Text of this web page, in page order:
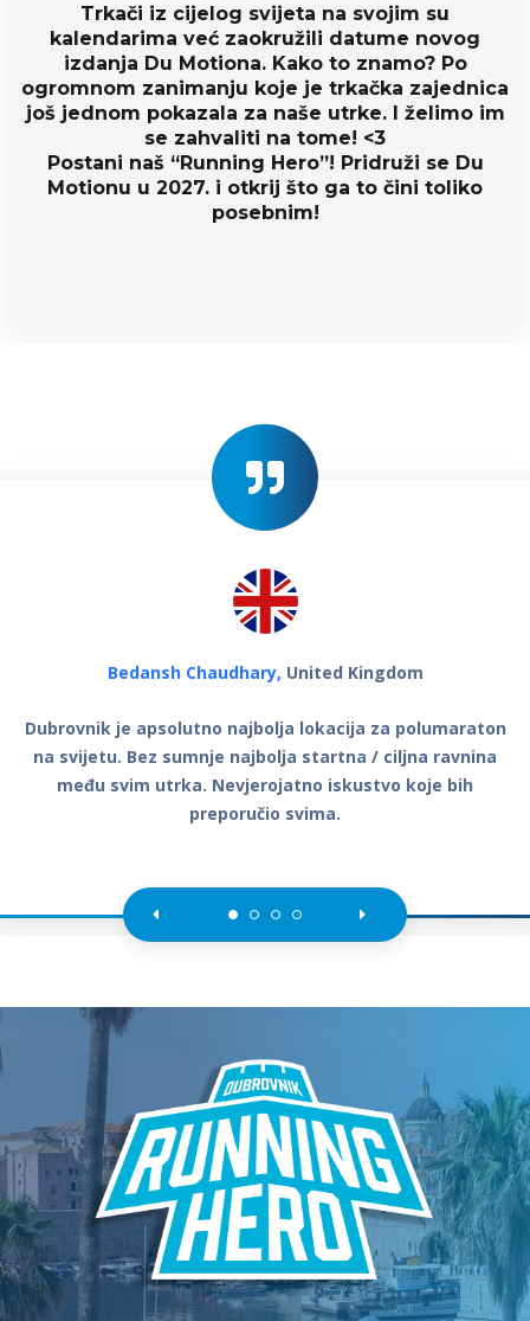
Trkači iz cijelog svijeta na svojim su
kalendarima već zaokružili datume novog
izdanja Du Motiona. Kako to znamo? Po
ogromnom zanimanju koje je trkačka zajednica
još jednom pokazala za naše utrke. I želimo im
se zahvaliti na tome! <3
Postani naš “Running Hero”! Pridruži se Du
Motionu u 2027. i otkrij što ga to čini toliko
posebnim!
Bedansh Chaudhary, United Kingdom
Dubrovnik je apsolutno najbolja lokacija za polumaraton
na svijetu. Bez sumnje najbolja startna / ciljna ravnina
među svim utrka. Nevjerojatno iskustvo koje bih
preporučio svima.